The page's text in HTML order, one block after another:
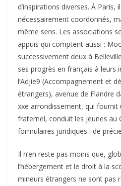
d’inspirations diverses. À Paris,
nécessairement coordonnés,
même sens. Les associations
appuis qui comptent aussi :
successivement deux à
ses progrès en français à leurs
l’Adjie9 (Accompagnement et
étrangers), avenue de Flandre
xxe arrondissement, qui
fraternel, conduit les jeunes au
formulaires juridiques : de
Il n’en reste pas moins que,
l’hébergement et le droit à la
mineurs étrangers ne sont pas